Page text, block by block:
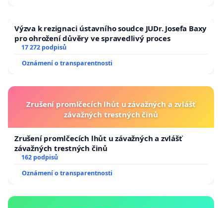
Výzva k rezignaci ústavního soudce JUDr. Josefa Baxy
pro ohrožení důvěry ve spravedlivý proces
17 272 podpisů
Oznámení o transparentnosti
Zrušení promlčecích lhůt u závažných a zvlášť
závažných trestných činů
Zrušení promlčecích lhůt u závažných a zvlášť
závažných trestných činů
162 podpisů
Oznámení o transparentnosti